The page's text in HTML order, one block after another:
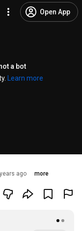
Open App
a bot
Learn more
ago more